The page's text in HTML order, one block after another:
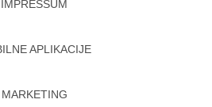
IMPRESSUM
APLIKACIJE
MARKETING